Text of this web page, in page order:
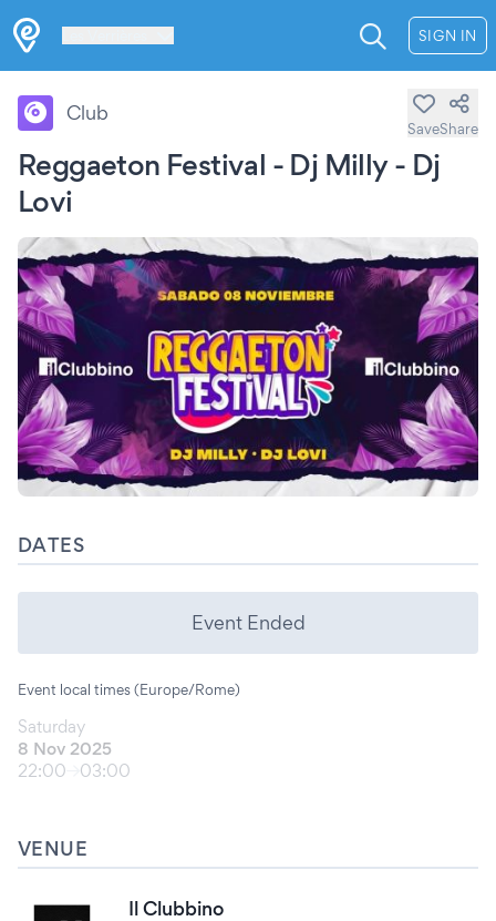
SIGN IN
Reggaeton Festival - Dj Milly - Dj
Lovi
Club
SaveShare
DATES
Event Ended
Event local times (Europe/Rome)
Saturday
8 Nov 2025
22:00
03:00
VENUE
Il Clubbino